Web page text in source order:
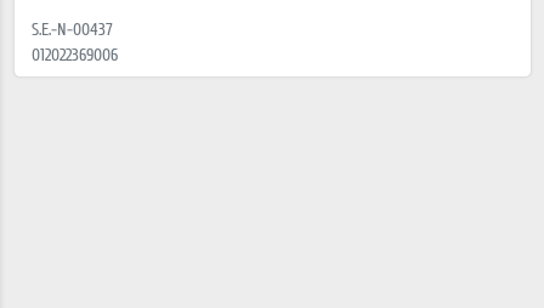
S.E.-N-00437
012022369006